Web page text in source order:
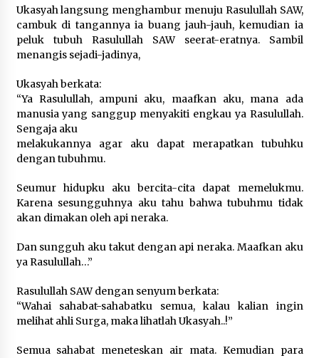
Ukasyah langsung menghambur menuju Rasulullah SAW,
cambuk di tangannya ia buang jauh-jauh, kemudian ia
peluk tubuh Rasulullah SAW seerat-eratnya. Sambil
menangis sejadi-jadinya,
Ukasyah berkata:
“Ya Rasulullah, ampuni aku, maafkan aku, mana ada
manusia yang sanggup menyakiti engkau ya Rasulullah.
Sengaja aku
melakukannya agar aku dapat merapatkan tubuhku
dengan tubuhmu.
Seumur hidupku aku bercita-cita dapat memelukmu.
Karena sesungguhnya aku tahu bahwa tubuhmu tidak
akan dimakan oleh api neraka.
Dan sungguh aku takut dengan api neraka. Maafkan aku
ya Rasulullah…”
Rasulullah SAW dengan senyum berkata:
“Wahai sahabat-sahabatku semua, kalau kalian ingin
melihat ahli Surga, maka lihatlah Ukasyah..!”
Semua sahabat meneteskan air mata. Kemudian para